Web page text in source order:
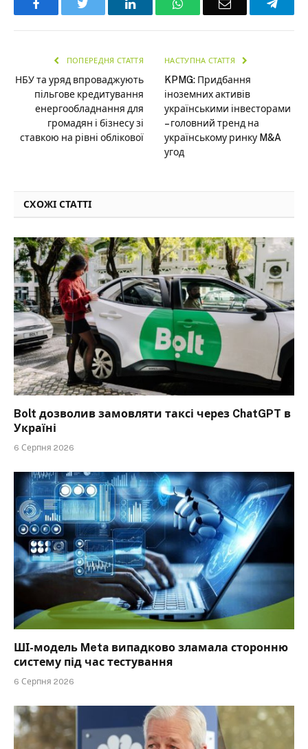
Facebook LinkedInWhatsAppEmail
ПОПЕРЕДНЯ СТАТТЯ
НБУ та уряд впроваджують
пільгове кредитування
енергообладнання для
громадян і бізнесу зі
ставкою на рівні облікової
НАСТУПНА СТАТТЯ
KPMG: Придбання
іноземних активів
українськими інвесторами
– головний тренд на
українському ринку M&A
угод
СХОЖІ СТАТТІ
Bolt дозволив замовляти таксі через ChatGPT в
Україні
6 Серпня 2026
ШІ-модель Meta випадково зламала сторонню
систему під час тестування
6 Серпня 2026